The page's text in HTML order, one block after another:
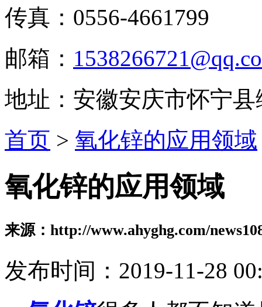
传真：0556-4661799
邮箱：
地址：安徽安庆市怀宁
首页 > 氧化锌的应用领域
氧化锌的应用领域
来源：http://www.ahyghg.com/
发布时间：2019-11-28